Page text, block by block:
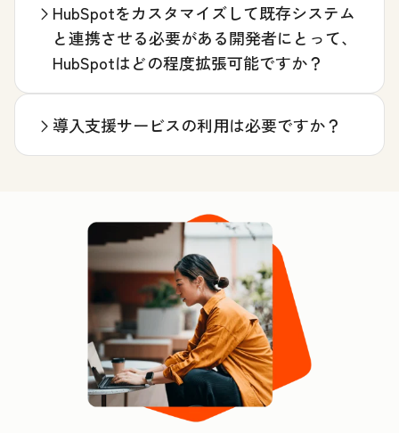
HubSpotをカスタマイズして既存システム
と連携させる必要がある開発者にとって、
HubSpotはどの程度拡張可能ですか？
導入支援サービスの利用は必要ですか？